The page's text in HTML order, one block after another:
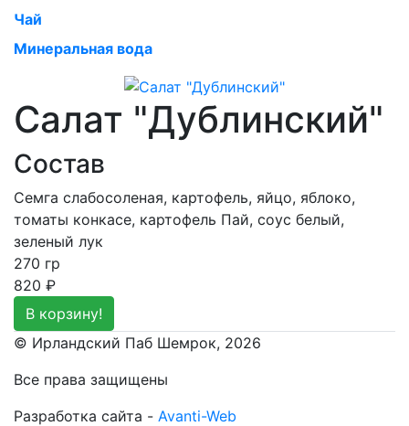
Чай
Минеральная вода
Салат "Дублинский"
Состав
Семга слабосоленая, картофель, яйцо, яблоко,
томаты конкасе, картофель Пай, соус белый,
зеленый лук
270 гр
820 ₽
В корзину!
© Ирландский Паб Шемрок, 2026
Все права защищены
Разработка сайта - Avanti-Web